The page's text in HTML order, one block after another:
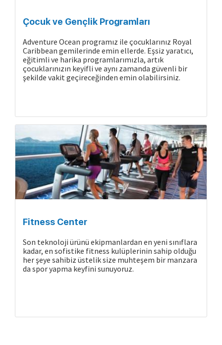
Gemide Yaşam
Çocuk ve Gençlik Programları
Adventure Ocean programız ile çocuklarınız Royal
Caribbean gemilerinde emin ellerde. Eşsiz yaratıcı,
eğitimli ve harika programlarımızla, artık
çocuklarınızın keyifli ve aynı zamanda güvenli bir
şekilde vakit geçireceğinden emin olabilirsiniz.
Fitness Center
Son teknoloji ürünü ekipmanlardan en yeni sınıflara
kadar, en sofistike fitness kulüplerinin sahip olduğu
her şeye sahibiz üstelik size muhteşem bir manzara
da spor yapma keyfini sunuyoruz.